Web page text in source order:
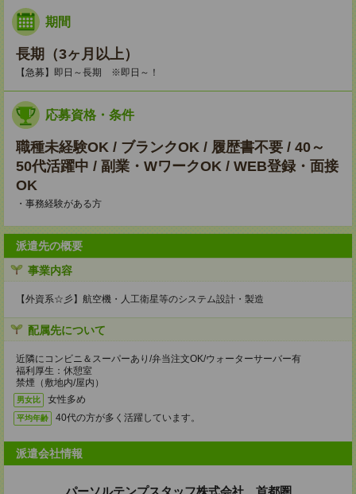
期間
長期（3ヶ月以上）
【急募】即日～長期 ※即日～！
応募資格・条件
職種未経験OK / ブランクOK / 履歴書不要 / 40～
50代活躍中 / 副業・WワークOK / WEB登録・面接
OK
・事務経験がある方
派遣先の概要
事業内容
【外資系☆彡】航空機・人工衛星等のシステム設計・製造
配属先について
近隣にコンビニ＆スーパーあり/弁当注文OK/ウォーターサーバー有
福利厚生：休憩室
禁煙（敷地内/屋内）
男女比 女性多め
平均年齢 40代の方が多く活躍しています。
派遣会社情報
パーソルテンプスタッフ株式会社 首都圏